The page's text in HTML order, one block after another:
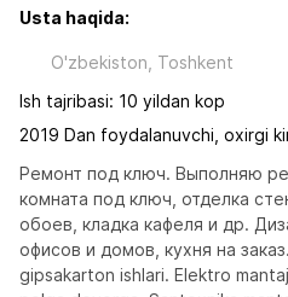
Usta haqida:
O'zbekiston, Toshkent
Ish tajribasi: 10 yildan kop
2019 Dan foydalanuvchi, oxirgi
Ремонт под ключ. Выполняю
комната под ключ, отделка
обоев, кладка кафеля и др.
офисов и домов, кухня на
gipsakarton ishlari. Elektro